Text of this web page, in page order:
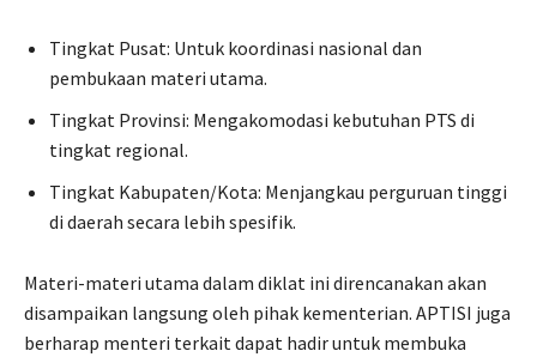
Tingkat Pusat: Untuk koordinasi nasional dan
pembukaan materi utama.
Tingkat Provinsi: Mengakomodasi kebutuhan PTS di
tingkat regional.
Tingkat Kabupaten/Kota: Menjangkau perguruan tinggi
di daerah secara lebih spesifik.
Materi-materi utama dalam diklat ini direncanakan akan
disampaikan langsung oleh pihak kementerian. APTISI juga
berharap menteri terkait dapat hadir untuk membuka